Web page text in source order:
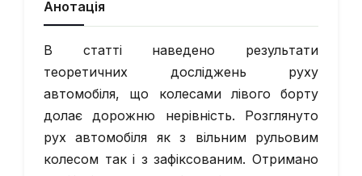
Анотація
В статті наведено результати
теоретичних досліджень руху
автомобіля, що колесами лівого борту
долає дорожню нерівність. Розглянуто
рух автомобіля як з вільним рульовим
колесом так і з зафіксованим. Отримано